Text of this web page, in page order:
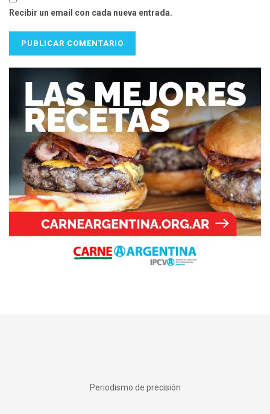
Recibir un email con cada nueva entrada.
Periodismo de precisión